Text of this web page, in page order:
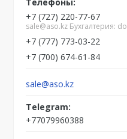
+7 (727) 220-77-67
sale@aso.kz Бухгалтерия:
+7 (777) 773-03-22
+7 (700) 674-61-84
sale@aso.kz
+77079960388